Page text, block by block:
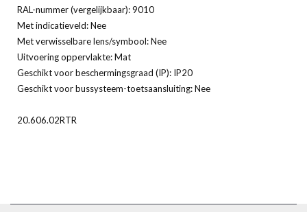
RAL-nummer (vergelijkbaar): 9010
Met indicatieveld: Nee
Met verwisselbare lens/symbool: Nee
Uitvoering oppervlakte: Mat
Geschikt voor beschermingsgraad (IP): IP20
Geschikt voor bussysteem-toetsaansluiting: Nee
20.606.02RTR